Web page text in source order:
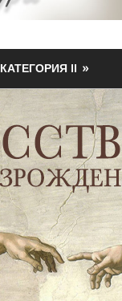
КАТЕГОРИЯ II